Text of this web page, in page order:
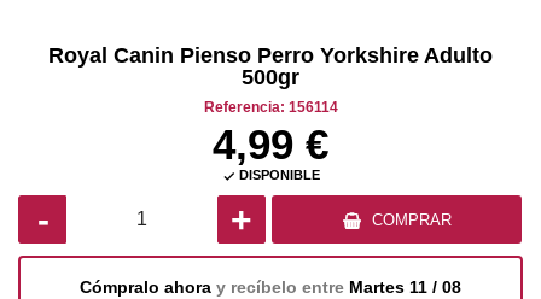
Royal Canin Pienso Perro Yorkshire Adulto
500gr
Referencia: 156114
4,99 €
 DISPONIBLE
- + COMPRAR
Cómpralo ahora y recíbelo entre Martes 11 / 08